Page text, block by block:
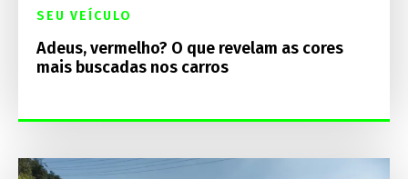
SEU VEÍCULO
Adeus, vermelho? O que revelam as cores
mais buscadas nos carros